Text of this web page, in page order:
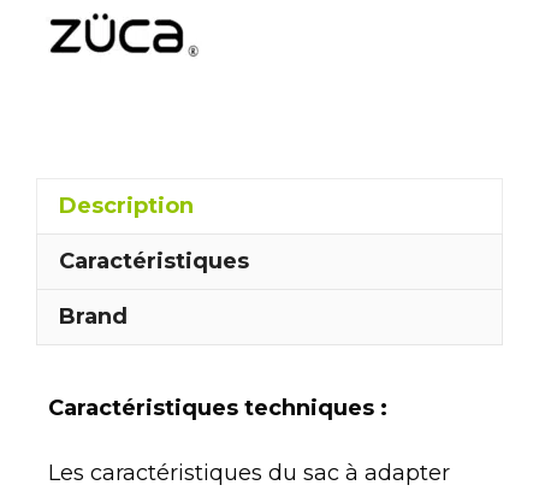
Description
Caractéristiques
Brand
Caractéristiques techniques :
Les caractéristiques du sac à adapter